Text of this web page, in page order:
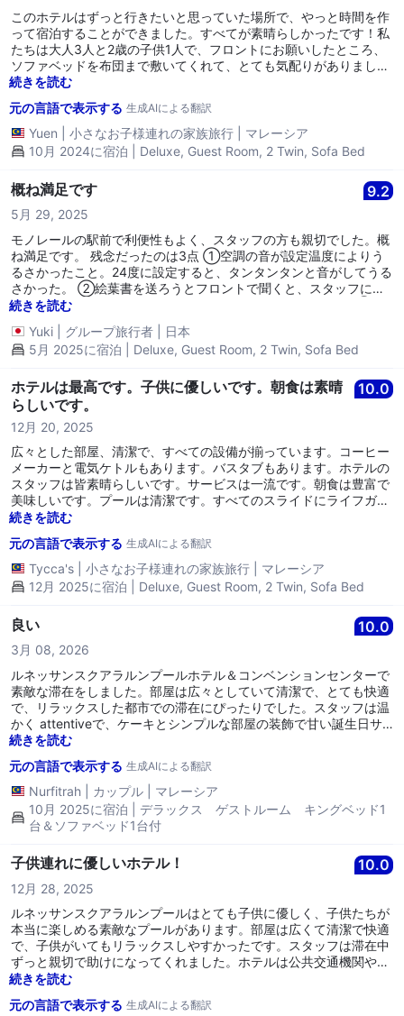
このホテルはずっと行きたいと思っていた場所で、やっと時間を作
って宿泊することができました。すべてが素晴らしかったです！私
たちは大人3人と2歳の子供1人で、フロントにお願いしたところ、
ソファベッドを布団まで敷いてくれて、とても気配りがありまし
た。プールの設備もとても楽しくて、どの場所にもライフガードが
待機していて安心でした👍 すべてが良かったです！次回の訪問を楽
しみにしています。
続きを読む
元の言語で表示する 生成AIによる翻訳
Yuen 小さなお子様連れの家族旅行
マレーシア
10月 2024に宿泊 | Deluxe, Guest Room, 2 Twin, Sofa Bed
概ね満足です 9.2
5月 29, 2025
モノレールの駅前で利便性もよく、スタッフの方も親切でした。概
ね満足です。 残念だったのは3点 ①空調の音が設定温度によりう
るさかったこと。24度に設定すると、タンタンタンと音がしてうる
さかった。 ②絵葉書を送ろうとフロントで聞くと、スタッフによ
り言うことが違い、結局、ホテルからは送れなかったこと。 ③バ
スタブ、洗面台の排水がよくないこと。
続きを読む
Yuki
グループ旅行者
日本
5月 2025に宿泊 | Deluxe, Guest Room, 2 Twin, Sofa Bed
ホテルは最高です。子供に優しいです。朝食は素晴
らしいです。
10.0
12月 20, 2025
広々とした部屋、清潔で、すべての設備が揃っています。コーヒー
メーカーと電気ケトルもあります。バスタブもあります。ホテルの
スタッフは皆素晴らしいです。サービスは一流です。朝食は豊富で
美味しいです。プールは清潔です。すべてのスライドにライフガー
ドがいます。安全が守られています。プールの中には浮きマットが
あります。大きな遊び場があり、子供用の水滑り台もあります。ま
るで小さなテーマパークのようです。エリアも広いです。とても良
いです。間違いなくこのホテルに再度宿泊します。特に子供連れの
方にお勧めします。親も子供も幸せです。
続きを読む
元の言語で表示する 生成AIによる翻訳
Tycca's 小さなお子様連れの家族旅行
マレーシア
12月 2025に宿泊 | Deluxe, Guest Room, 2 Twin, Sofa Bed
良い 10.0
3月 08, 2026
ルネッサンスクアラルンプールホテル＆コンベンションセンターで
素敵な滞在をしました。部屋は広々としていて清潔で、とても快適
で、リラックスした都市での滞在にぴったりでした。スタッフは温
かく attentiveで、ケーキとシンプルな部屋の装飾で甘い誕生日サ
プライズを用意してくれ、祝いの気分が特別で思い出深くなりまし
た。場所も非常に便利で、観光地へのアクセスが簡単で、周辺には
たくさんの飲食スポットがあります。全体として、素晴らしいステ
イケーションの体験で、喜んで再び戻ってきたいです。
続きを読む
元の言語で表示する 生成AIによる翻訳
Nurfitrah カップル
マレーシア
10月 2025に宿泊 | デラックス ゲストルーム キングベッド1
台＆ソファベッド1台付
子供連れに優しいホテル！ 10.0
12月 28, 2025
ルネッサンスクアラルンプールはとても子供に優しく、子供たちが
本当に楽しめる素敵なプールがあります。部屋は広くて清潔で快適
で、子供がいてもリラックスしやすかったです。スタッフは滞在中
ずっと親切で助けになってくれました。ホテルは公共交通機関や近
くの観光地へのアクセスが良好な場所にあります。全体として、家
族連れにとって素晴らしいホテルで、滞在する価値があります。
続きを読む
元の言語で表示する 生成AIによる翻訳